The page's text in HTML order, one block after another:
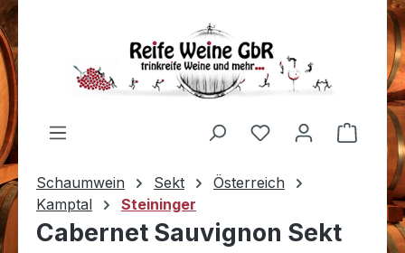
Zum Hauptinhalt springen
Du hast 0
Schaumwein Sekt
Österreich
Kamptal
Steininger
Cabernet Sauvignon Sekt